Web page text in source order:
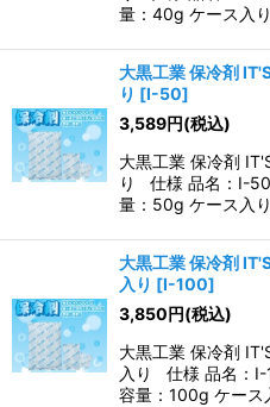
量：40g ケース入
大黒工業 保冷剤
り [I-50]
3,589円(税込)
大黒工業 保冷剤
り 仕様 品名：I-
量：50g ケース入
大黒工業 保冷剤
入り [I-100]
3,850円(税込)
大黒工業 保冷剤
入り 仕様 品名：
容量：100g ケー